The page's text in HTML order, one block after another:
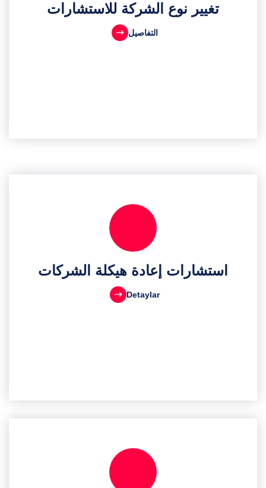
تغيير نوع الشركة للاستشارات
التفاصيل
استشارات إعادة هيكلة الشركات
Detaylar